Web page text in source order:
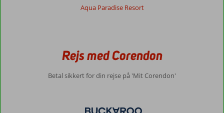
Aqua Paradise Resort
Rejs med Corendon
Betal sikkert for din rejse på 'Mit Corendon'